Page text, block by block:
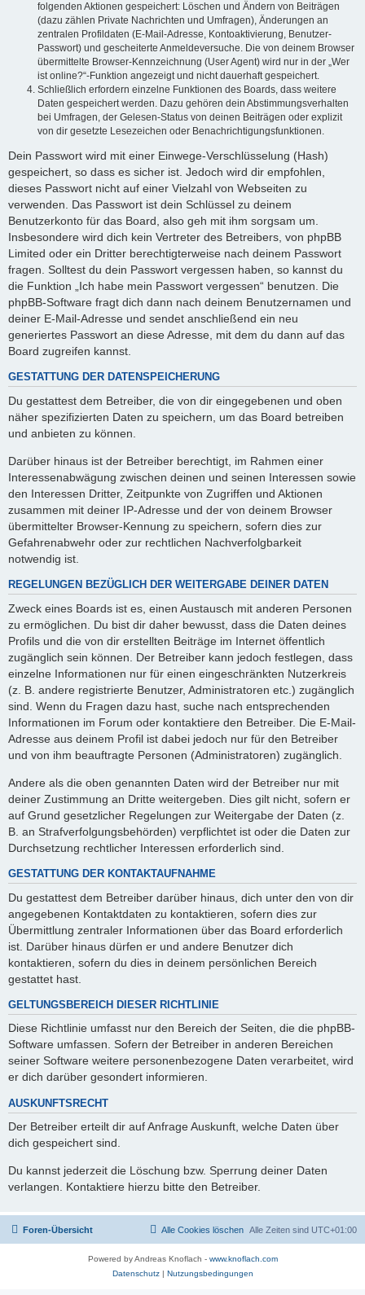
folgenden Aktionen gespeichert: Löschen und Ändern von Beiträgen
(dazu zählen Private Nachrichten und Umfragen), Änderungen an
zentralen Profildaten (E-Mail-Adresse, Kontoaktivierung, Benutzer-
Passwort) und gescheiterte Anmeldeversuche. Die von deinem Browser
übermittelte Browser-Kennzeichnung (User Agent) wird nur in der „Wer
ist online?“-Funktion angezeigt und nicht dauerhaft gespeichert.
Schließlich erfordern einzelne Funktionen des Boards, dass weitere
Daten gespeichert werden. Dazu gehören dein Abstimmungsverhalten
bei Umfragen, der Gelesen-Status von deinen Beiträgen oder explizit
von dir gesetzte Lesezeichen oder Benachrichtigungsfunktionen.
Dein Passwort wird mit einer Einwege-Verschlüsselung (Hash)
gespeichert, so dass es sicher ist. Jedoch wird dir empfohlen,
dieses Passwort nicht auf einer Vielzahl von Webseiten zu
verwenden. Das Passwort ist dein Schlüssel zu deinem
Benutzerkonto für das Board, also geh mit ihm sorgsam um.
Insbesondere wird dich kein Vertreter des Betreibers, von phpBB
Limited oder ein Dritter berechtigterweise nach deinem Passwort
fragen. Solltest du dein Passwort vergessen haben, so kannst du
die Funktion „Ich habe mein Passwort vergessen“ benutzen. Die
phpBB-Software fragt dich dann nach deinem Benutzernamen und
deiner E-Mail-Adresse und sendet anschließend ein neu
generiertes Passwort an diese Adresse, mit dem du dann auf das
Board zugreifen kannst.
GESTATTUNG DER DATENSPEICHERUNG
Du gestattest dem Betreiber, die von dir eingegebenen und oben
näher spezifizierten Daten zu speichern, um das Board betreiben
und anbieten zu können.
Darüber hinaus ist der Betreiber berechtigt, im Rahmen einer
Interessenabwägung zwischen deinen und seinen Interessen sowie
den Interessen Dritter, Zeitpunkte von Zugriffen und Aktionen
zusammen mit deiner IP-Adresse und der von deinem Browser
übermittelter Browser-Kennung zu speichern, sofern dies zur
Gefahrenabwehr oder zur rechtlichen Nachverfolgbarkeit
notwendig ist.
REGELUNGEN BEZÜGLICH DER WEITERGABE DEINER DATEN
Zweck eines Boards ist es, einen Austausch mit anderen Personen
zu ermöglichen. Du bist dir daher bewusst, dass die Daten deines
Profils und die von dir erstellten Beiträge im Internet öffentlich
zugänglich sein können. Der Betreiber kann jedoch festlegen, dass
einzelne Informationen nur für einen eingeschränkten Nutzerkreis
(z. B. andere registrierte Benutzer, Administratoren etc.) zugänglich
sind. Wenn du Fragen dazu hast, suche nach entsprechenden
Informationen im Forum oder kontaktiere den Betreiber. Die E-Mail-
Adresse aus deinem Profil ist dabei jedoch nur für den Betreiber
und von ihm beauftragte Personen (Administratoren) zugänglich.
Andere als die oben genannten Daten wird der Betreiber nur mit
deiner Zustimmung an Dritte weitergeben. Dies gilt nicht, sofern er
auf Grund gesetzlicher Regelungen zur Weitergabe der Daten (z.
B. an Strafverfolgungsbehörden) verpflichtet ist oder die Daten zur
Durchsetzung rechtlicher Interessen erforderlich sind.
GESTATTUNG DER KONTAKTAUFNAHME
Du gestattest dem Betreiber darüber hinaus, dich unter den von dir
angegebenen Kontaktdaten zu kontaktieren, sofern dies zur
Übermittlung zentraler Informationen über das Board erforderlich
ist. Darüber hinaus dürfen er und andere Benutzer dich
kontaktieren, sofern du dies in deinem persönlichen Bereich
gestattet hast.
GELTUNGSBEREICH DIESER RICHTLINIE
Diese Richtlinie umfasst nur den Bereich der Seiten, die die phpBB-
Software umfassen. Sofern der Betreiber in anderen Bereichen
seiner Software weitere personenbezogene Daten verarbeitet, wird
er dich darüber gesondert informieren.
AUSKUNFTSRECHT
Der Betreiber erteilt dir auf Anfrage Auskunft, welche Daten über
dich gespeichert sind.
Du kannst jederzeit die Löschung bzw. Sperrung deiner Daten
verlangen. Kontaktiere hierzu bitte den Betreiber.
Foren-Übersicht Alle Zeiten sind UTC+01:00
Alle Cookies löschen
Powered by Andreas Knoflach - www.knoflach.com
Datenschutz| Nutzungsbedingungen